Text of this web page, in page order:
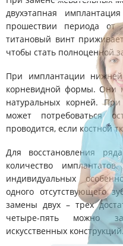
двухэтапная
прошествии периода от
титановый винт
чтобы стать полноценной
При имплантации
корневидной формы. Они
натуральных корней.
может потребоваться
проводится, если костной
Для восстановления
количество
индивидуальных
одного отсутствующего
замены двух – трех
четыре-пять можно
искусственных